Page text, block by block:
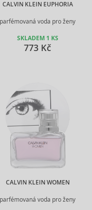
CALVIN KLEIN EUPHORIA
parfémovaná voda pro ženy
SKLADEM 1 KS
773 Kč
CALVIN KLEIN WOMEN
parfémovaná voda pro ženy